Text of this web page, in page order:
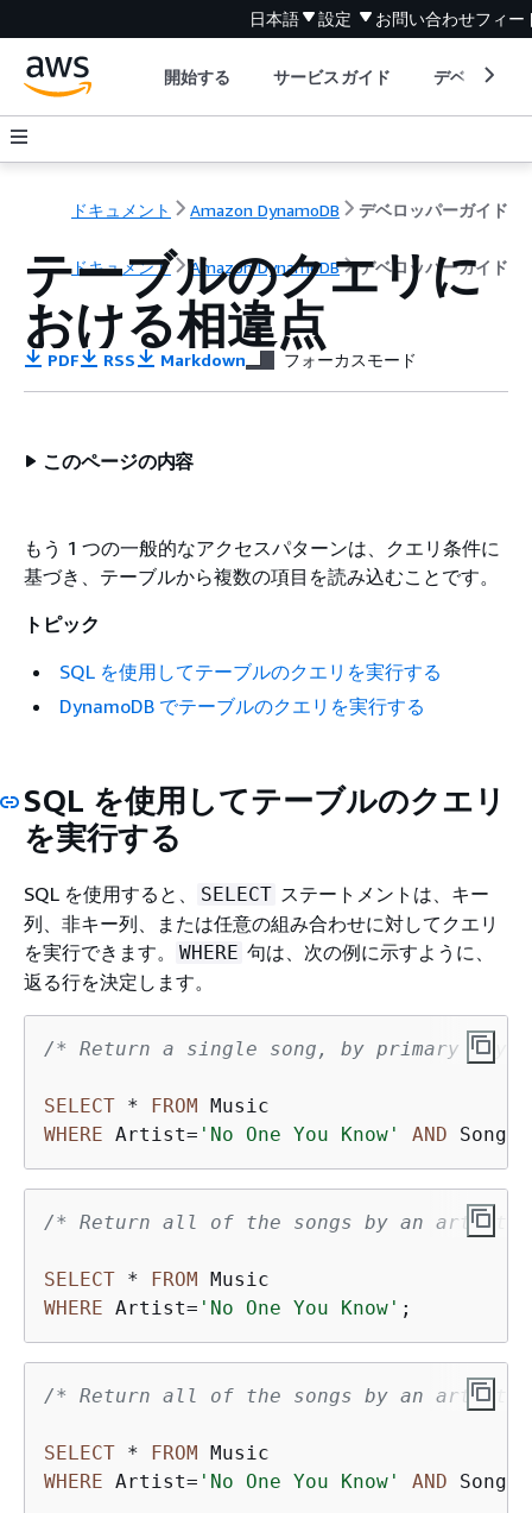
日本語 設定 お問い合わせフィー
開始する サービスガイド デベロッパ
ドキュメント Amazon DynamoDB デベロッパーガイド
ドキュメント Amazon DynamoDB デベロッパーガイド
テーブルのクエリに
おける相違点
PDF RSS Markdown フォーカスモード
このページの内容
もう 1 つの一般的なアクセスパターンは、クエリ条件に
基づき、テーブルから複数の項目を読み込むことです。
トピック
SQL を使用してテーブルのクエリを実行する
DynamoDB でテーブルのクエリを実行する
SQL を使用してテーブルのクエリ
を実行する
SQL を使用すると、 SELECT ステートメントは、キー
列、非キー列、または任意の組み合わせに対してクエリ
を実行できます。
WHERE 句は、次の例に示すように、
返る行を決定します。
/* Return a single song, by primary key
SELECT * FROM
WHERE Artist= 'No One You Know' AND
/* Return all of the songs by an artist
SELECT * FROM
WHERE Artist= 'No One You Know' ;
/* Return all of the songs by an
SELECT * FROM
WHERE Artist= 'No One You Know' AND